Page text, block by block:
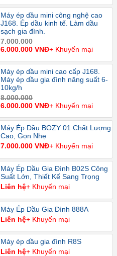
Máy ép dầu mini công nghệ cao
J168. Ép dầu kinh tế. Làm dầu
sạch gia đình.
7.000.000
6.000.000 VNĐ+ Khuyến mại
Máy ép dầu mini cao cấp J168.
Máy ép dầu gia đình năng suất 6-
10kg/h
8.000.000
6.000.000 VNĐ+ Khuyến mại
Máy Ép Dầu BOZY 01 Chất Lượng
Cao, Gọn Nhẹ
7.000.000 VNĐ+ Khuyến mại
Máy Ép Dầu Gia Đình B02S Công
Suất Lớn, Thiết Kế Sang Trọng
Liên hệ+ Khuyến mại
Máy Ép Dầu Gia Đình 888A
Liên hệ+ Khuyến mại
Máy ép dầu gia đình R8S
Liên hệ+ Khuyến mại